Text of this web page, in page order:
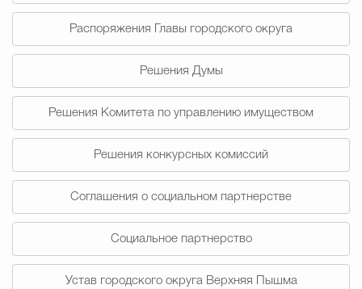
Общественная
Градостроительство и
Государственные организации
Распоряжения Главы городского округа
Решения Думы
Решения Комитета по управлению имуществом
Решения конкурсных комиссий
Соглашения о социальном партнерстве
Социальное партнерство
Устав городского округа Верхняя Пышма